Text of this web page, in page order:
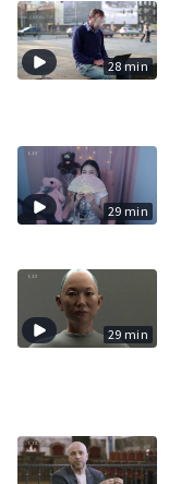
28 min
29 min
29 min